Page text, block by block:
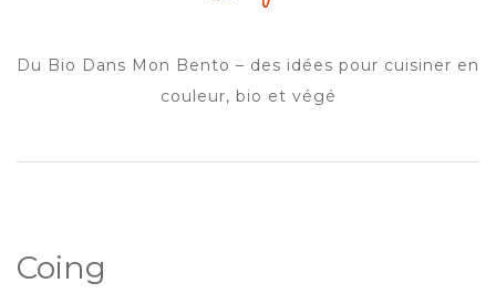
Du Bio Dans Mon Bento – des idées pour cuisiner en
couleur, bio et végé
Coing